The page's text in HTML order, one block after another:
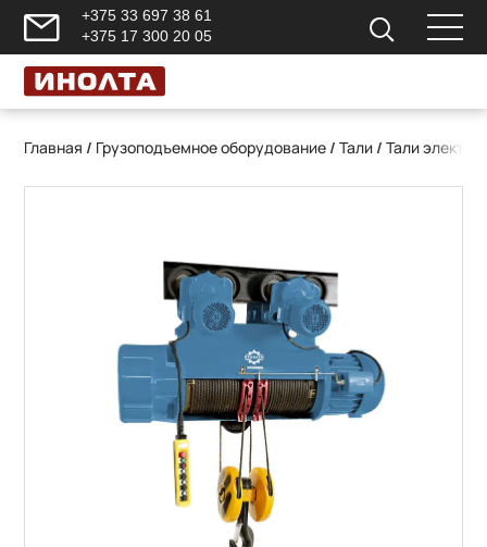
+375 33 697 38 61
+375 17 300 20 05
Главная / Грузоподъемное оборудование /Тали /Тали